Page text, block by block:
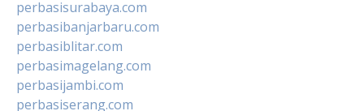
perbasisurabaya.com
perbasibanjarbaru.com
perbasiblitar.com
perbasimagelang.com
perbasijambi.com
perbasiserang.com